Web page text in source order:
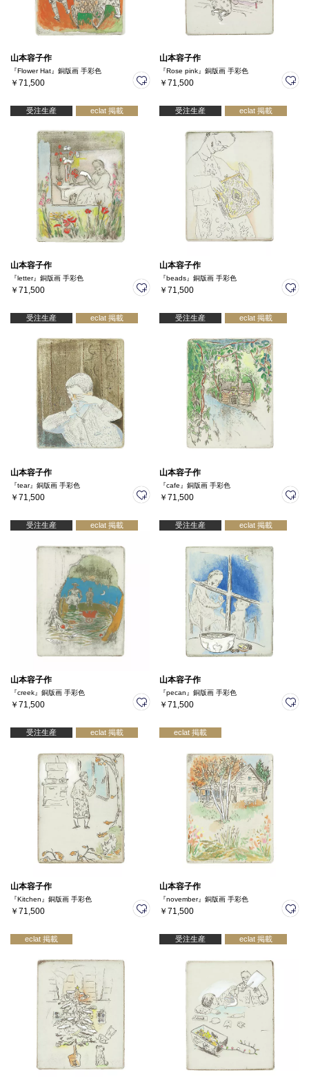
山本容子作
『Flower Hat』銅版画 手彩色
￥71,500
山本容子作
『Rose pink』銅版画 手彩色
￥71,500
受注生産 eclat 掲載
山本容子作
『letter』銅版画 手彩色
￥71,500
受注生産 eclat 掲載
山本容子作
『beads』銅版画 手彩色
￥71,500
受注生産 eclat 掲載
山本容子作
『tear』銅版画 手彩色
￥71,500
受注生産 eclat 掲載
山本容子作
『cafe』銅版画 手彩色
￥71,500
受注生産 eclat 掲載
山本容子作
『creek』銅版画 手彩色
￥71,500
受注生産 eclat 掲載
山本容子作
『pecan』銅版画 手彩色
￥71,500
受注生産 eclat 掲載
山本容子作
『Kitchen』銅版画 手彩色
￥71,500
eclat 掲載
山本容子作
『november』銅版画 手彩色
￥71,500
eclat 掲載 受注生産 eclat 掲載